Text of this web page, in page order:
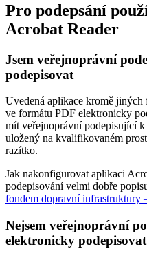
Pro podepsání
Acrobat Reader
Jsem veřejnoprávní
podepisovat
Uvedená aplikace kromě
ve formátu PDF elektronicky
mít veřejnoprávní podepisující
uložený na kvalifikovaném
razítko.
Jak nakonfigurovat aplikaci
podepisování velmi dobře
fondem dopravní infrastruktury
Nejsem veřejnoprávní
elektronicky podepisovat